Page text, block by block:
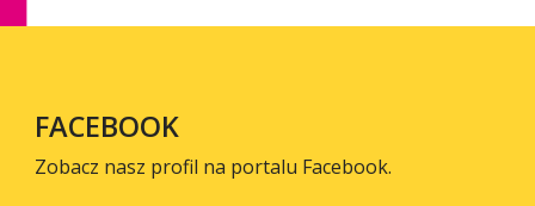
FACEBOOK
Zobacz nasz profil na portalu Facebook.